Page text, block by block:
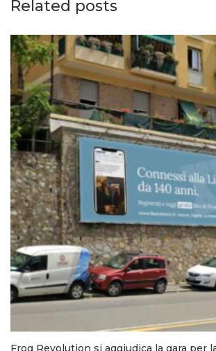
Related posts
Frog Revolution si aggiudica la gara per